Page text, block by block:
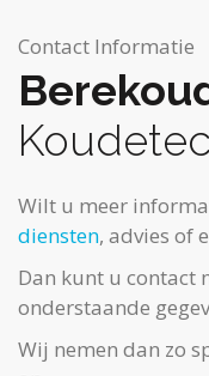
Contact Informatie
Wilt u meer
diensten, advies of
Dan kunt u contact
onderstaande
Wij nemen dan zo